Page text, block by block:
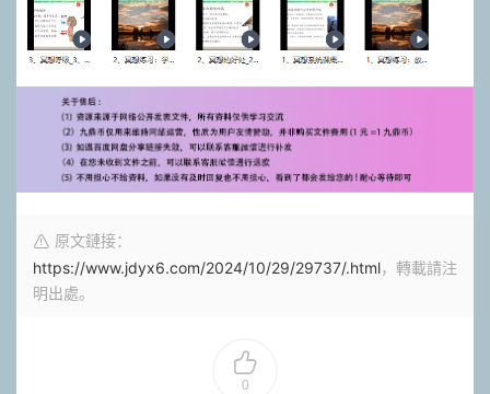
原文鏈接：
https://www.jdyx6.com/2024/10/29/29737/.html，轉載請注
明出處。
0